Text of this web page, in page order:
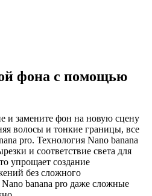
фона с помощью
и замените фон на новую сцену
волосы и тонкие границы, все
pro. Технология Nano banana
и соответствие света для
упрощает создание
без сложного
Nano banana pro даже сложные